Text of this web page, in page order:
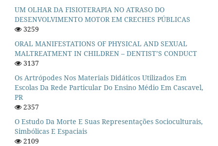
UM OLHAR DA FISIOTERAPIA NO ATRASO DO
DESENVOLVIMENTO MOTOR EM CRECHES PÚBLICAS
3259
ORAL MANIFESTATIONS OF PHYSICAL AND SEXUAL
MALTREATMENT IN CHILDREN – DENTIST’S CONDUCT
3137
Os Artrópodes Nos Materiais Didáticos Utilizados Em
Escolas Da Rede Particular Do Ensino Médio Em Cascavel,
PR
2357
O Estudo Da Morte E Suas Representações Socioculturais,
Simbólicas E Espaciais
2109